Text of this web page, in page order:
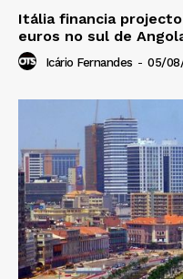
Itália financia
euros no sul de
Icário Fernandes - 05/